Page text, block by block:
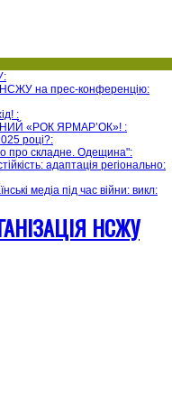
:
на прес-конференцію:
:
«РОК ЯРМАР’ОК»! :
році?:
про складне. Одещина":
адаптація регіонально:
медіа під час війни: викл:
НСЖУ